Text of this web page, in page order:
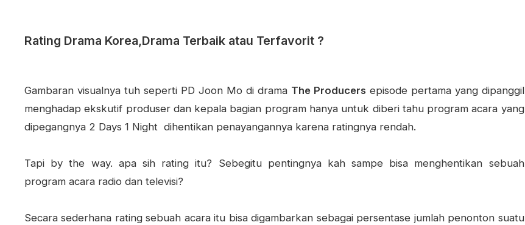
Rating Drama Korea,Drama Terbaik atau Terfavorit ?
Gambaran visualnya tuh seperti PD Joon Mo di drama The Producers episode pertama yang dipanggil
menghadap ekskutif produser dan kepala bagian program hanya untuk diberi tahu program acara yang
dipegangnya 2 Days 1 Night dihentikan penayangannya karena ratingnya rendah.
Tapi by the way. apa sih rating itu? Sebegitu pentingnya kah sampe bisa menghentikan sebuah
program acara radio dan televisi?
Secara sederhana rating sebuah acara itu bisa digambarkan sebagai persentase jumlah penonton suatu